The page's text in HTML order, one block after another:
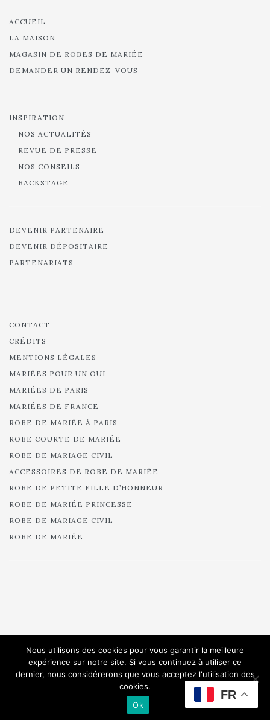
ACCUEIL
LA MAISON
MAGASIN DE ROBES DE MARIÉE
DEMANDER UN RENDEZ-VOUS
INSPIRATION
NOS ACTUALITÉS
REVUE DE PRESSE
NOS CONSEILS
BACKSTAGE
DEVENIR PARTENAIRE
DEVENIR DÉPOSITAIRE
PARTENARIATS
CONTACT
CRÉDITS
MENTIONS LÉGALES
MARIÉES POUR UN OUI
MARIÉES DE PARIS
MARIÉES DE FRANCE
ROBE DE MARIÉE À PARIS
ROBE COURTE DE MARIÉE
ROBE DE MARIAGE CIVIL
ACCESSOIRES DE ROBE DE MARIÉE
ROBE DE PETITE FILLE D’HONNEUR
ROBE DE MARIÉE PRINCESSE
ROBE DE MARIAGE CIVIL
ROBE DE MARIÉE
All rights reserved.
FR
Nous utilisons des cookies pour vous garantir la meilleure
expérience sur notre site. Si vous continuez à utiliser ce
dernier, nous considérerons que vous acceptez l'utilisation des
cookies.
Ok